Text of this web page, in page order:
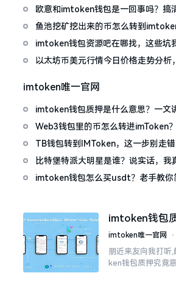
欧意和imtoken钱包是一回事吗？搞
包
鱼池挖矿挖出来的币怎么转到
imtoken钱包资源吧在哪找，这些坑
以太坊币美元行情今日价格走势分析
imtoken唯一官网
imtoken钱包质押是什么意思？一文
Web3钱包里的币怎么转进imToken？
搞定
TB钱包转到IMToken，这一步别走错
比特堡特派大明星是谁？说实话，我
imtoken钱包怎么买usdt？老手教你
imtoken钱包
思？一文讲透
imtoken唯一官网 ⋅
朋近来友向我打听
ken钱包质押究竟